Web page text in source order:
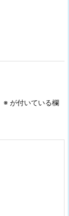
※ が付いている欄